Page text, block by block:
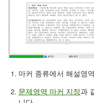
마커 종류에서 해설영역
문제영역 마커 지정과